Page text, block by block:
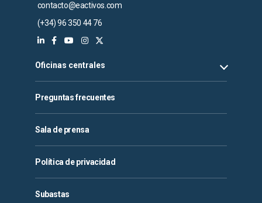
contacto@eactivos.com
(+34) 96 350 44 76
Oficinas centrales
Preguntas frecuentes
Sala de prensa
Política de privacidad
Subastas